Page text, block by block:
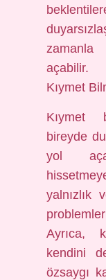
açabilir.
Kıymet
Kıymet
bireyde
yol
yalnızlık
Ayrıca,
kendini
özsaygı